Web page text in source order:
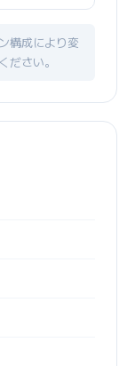
構成により変
ださい。